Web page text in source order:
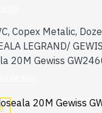
Copex Metalic,
LEGRAND/
20M Gewiss